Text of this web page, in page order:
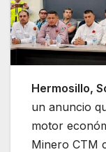
Hermosillo,
un anuncio
motor
Minero CTM